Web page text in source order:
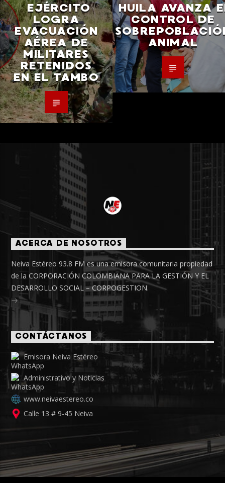
EJÉRCITO
LOGRA
EVACUACIÓN
AÉREA DE
MILITARES
RETENIDOS
EN EL TAMBO
HUILA AVANZA
CONTROL DE
ANIMAL
ACERCA DE NOSOTROS
Neiva Estéreo 93.8 FM es una emisora comunitaria propiedad
de la CORPORACIÓN COLOMBIANA PARA LA GESTIÓN Y EL
DESARROLLO SOCIAL – CORPOGESTION.
CONTÁCTANOS
Emisora Neiva Estéreo
Administrativo y Noticias
www.neivaestereo.co
Calle 13 # 9-45 Neiva